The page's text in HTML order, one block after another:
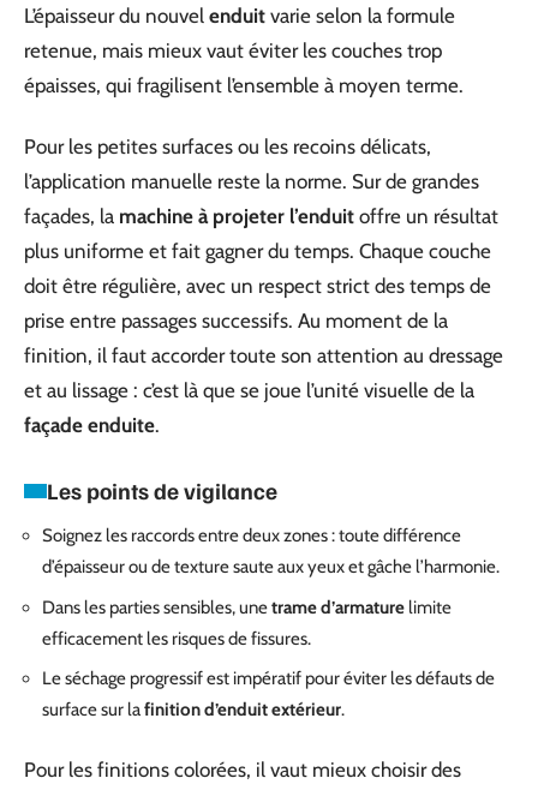
L’épaisseur du nouvel enduit varie selon la formule
retenue, mais mieux vaut éviter les couches trop
épaisses, qui fragilisent l’ensemble à moyen terme.
Pour les petites surfaces ou les recoins délicats,
l’application manuelle reste la norme. Sur de grandes
façades, la machine à projeter l’enduit offre un résultat
plus uniforme et fait gagner du temps. Chaque couche
doit être régulière, avec un respect strict des temps de
prise entre passages successifs. Au moment de la
finition, il faut accorder toute son attention au dressage
et au lissage : c’est là que se joue l’unité visuelle de la
façade enduite.
Les points de vigilance
Soignez les raccords entre deux zones : toute différence
d’épaisseur ou de texture saute aux yeux et gâche l’harmonie.
Dans les parties sensibles, unetrame d’armature limite
efficacement les risques de fissures.
Le séchage progressif est impératif pour éviter les défauts de
surface sur lafinition d’enduit extérieur.
Pour les finitions colorées, il vaut mieux choisir des